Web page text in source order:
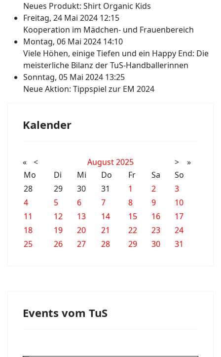
Neues Produkt: Shirt Organic Kids
Freitag, 24 Mai 2024 12:15
Kooperation im Mädchen- und Frauenbereich
Montag, 06 Mai 2024 14:10
Viele Höhen, einige Tiefen und ein Happy End: Die
meisterliche Bilanz der TuS-Handballerinnen
Sonntag, 05 Mai 2024 13:25
Neue Aktion: Tippspiel zur EM 2024
Kalender
« < August 2025 >
»
Mo
Di Mi Do Fr Sa
So
28
29 30 31 1 2
3
4
5 6 7 8 9
10
11
12 13 14 15 16
17
18
19 20 21 22 23
24
25
26 27 28 29 30 31
Events vom TuS